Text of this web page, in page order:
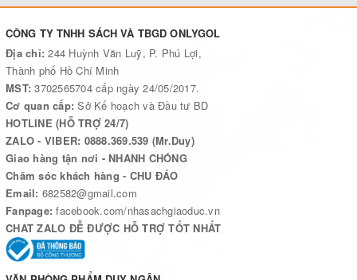
CÔNG TY TNHH SÁCH VÀ TBGD ONLYGOL
Địa chỉ:244 Huỳnh Văn Luỹ, P. Phú Lợi,
Thành phố Hồ Chí Minh
MST:3702565704 cấp ngày 24/05/2017.
Cơ quan cấp:Sở Kế hoạch và Đầu tư BD
HOTLINE (HỖ TRỢ 24/7)
ZALO - VIBER: 0888.369.539 (Mr.Duy)
Giao hàng tận nơi - NHANH CHÓNG
Chăm sóc khách hàng - CHU ĐÁO
Email: 682582@gmail.com
Fanpage:facebook.com/nhasachgiaoduc.vn
CHAT ZALO ĐỄ ĐƯỢC HỖ TRỢ TỐT NHẤT